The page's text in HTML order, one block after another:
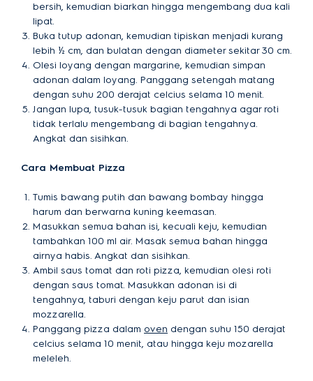
bersih, kemudian biarkan hingga mengembang dua kali
lipat.
Buka tutup adonan, kemudian tipiskan menjadi kurang
lebih ½ cm, dan bulatan dengan diameter sekitar 30 cm.
Olesi loyang dengan margarine, kemudian simpan
adonan dalam loyang. Panggang setengah matang
dengan suhu 200 derajat celcius selama 10 menit.
Jangan lupa, tusuk-tusuk bagian tengahnya agar roti
tidak terlalu mengembang di bagian tengahnya.
Angkat dan sisihkan.
Cara Membuat Pizza
Tumis bawang putih dan bawang bombay hingga
harum dan berwarna kuning keemasan.
Masukkan semua bahan isi, kecuali keju, kemudian
tambahkan 100 ml air. Masak semua bahan hingga
airnya habis. Angkat dan sisihkan.
Ambil saus tomat dan roti pizza, kemudian olesi roti
dengan saus tomat. Masukkan adonan isi di
tengahnya, taburi dengan keju parut dan isian
mozzarella.
Panggang pizza dalam oven dengan suhu 150 derajat
celcius selama 10 menit, atau hingga keju mozarella
meleleh.